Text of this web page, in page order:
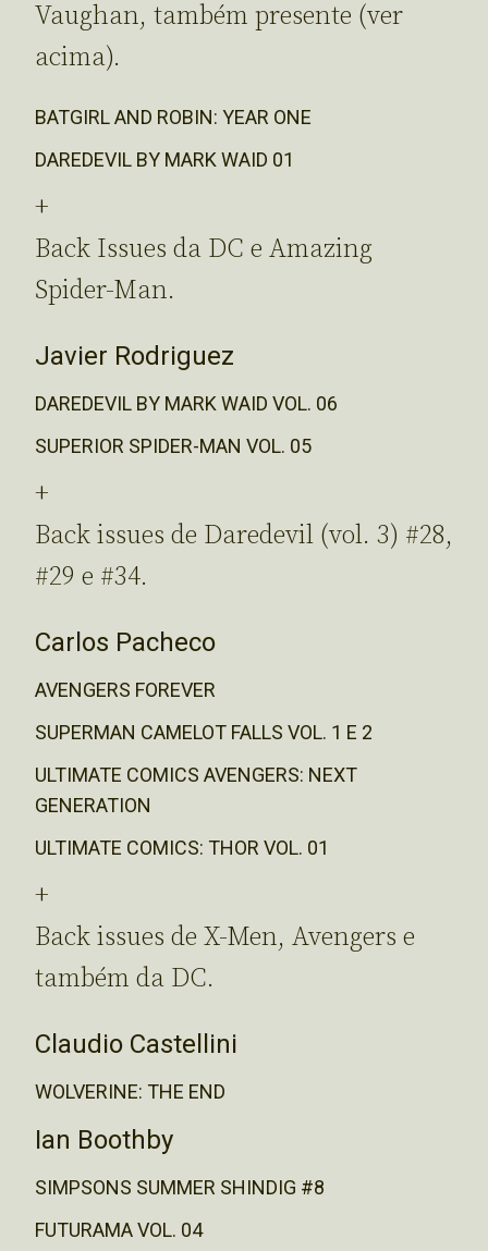
Vaughan, também presente (ver
acima).
BATGIRL AND ROBIN: YEAR ONE
DAREDEVIL BY MARK WAID 01
+
Back Issues da DC e Amazing
Spider-Man.
Javier Rodriguez
DAREDEVIL BY MARK WAID VOL. 06
SUPERIOR SPIDER-MAN VOL. 05
+
Back issues de Daredevil (vol. 3) #28,
#29 e #34.
Carlos Pacheco
AVENGERS FOREVER
SUPERMAN CAMELOT FALLS VOL. 1 E 2
ULTIMATE COMICS AVENGERS: NEXT
GENERATION
ULTIMATE COMICS: THOR VOL. 01
+
Back issues de X-Men, Avengers e
também da DC.
Claudio Castellini
WOLVERINE: THE END
Ian Boothby
SIMPSONS SUMMER SHINDIG #8
FUTURAMA VOL. 04